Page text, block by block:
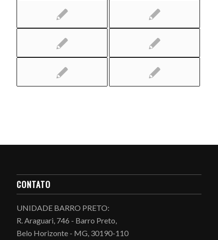
CONTATO
UNIDADE BARRO PRETO:
R. Araguari, 746 - Barro Preto,
Belo Horizonte - MG, 30190-110